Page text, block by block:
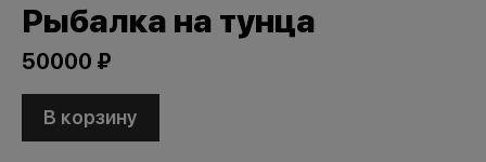
Рыбалка на тунца
50000 ₽
В корзину